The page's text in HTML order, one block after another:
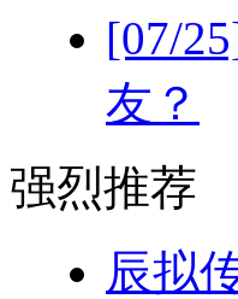
[07/
友？
强烈推荐
辰拟